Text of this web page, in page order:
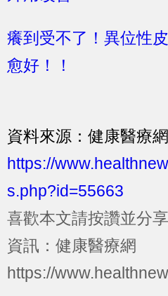
癢到受不了！異位性
愈好！！
資料來源：健康醫療網
https://
s.php?id=55663
喜歡本文請按讚並分
資訊：健康醫療網
https://